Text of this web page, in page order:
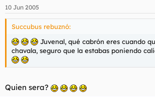
[20:13:50] : sí
levanto un
poco la pierna y suelto el pedazo de cuesco
que imaginarte puedas
[20
[20
52] Juvenal: pues eso no es todo
[20:15:00] Juvenal: espera a que postee el log
10 Jun 2005
Succubus rebuznó:
Juvenal, qué cabrón eres cuando
chavala, seguro que la estabas poniendo
Quien sera?